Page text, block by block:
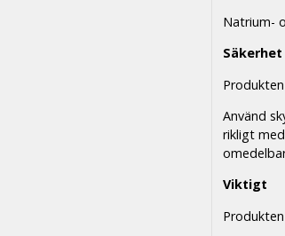
Natrium-
Säkerhet
Använd
rikligt
Viktigt